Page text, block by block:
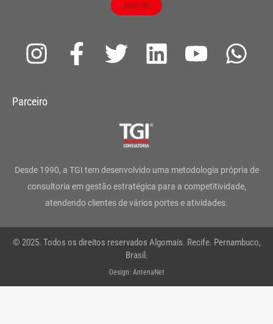
ASSINE
I
s
g
r
a
m
F
a
o
o
k
-
T
t
e
r
L
d
i
n
Y
b
e
W
a
p
Parceiro
Desde 1990, a TGI tem desenvolvido uma metodologia própria de
consultoria em gestão estratégica para a competitividade,
atendendo clientes de vários portes e atividades.
© 2025. Todos os direitos reservados Algomais. Recife. Pernambuco,
Brasil.
Design: AntenaNet